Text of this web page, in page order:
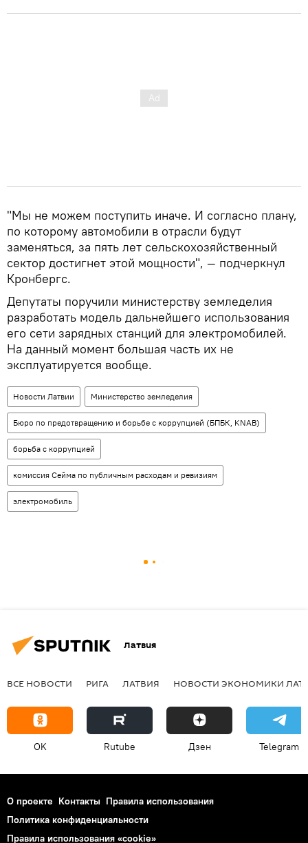
"Мы не можем поступить иначе. И согласно плану,
по которому автомобили в отрасли будут
заменяться, за пять лет сельскохозяйственный
сектор достигнет этой мощности", — подчеркнул
Кронбергс.
Депутаты поручили министерству земледелия
разработать модель дальнейшего использования
его сети зарядных станций для электромобилей.
На данный момент большая часть их не
эксплуатируется вообще.
Новости Латвии Министерство земледелия
Бюро по предотвращению и борьбе с коррупцией (БПБК, KNAB)
борьба с коррупцией
комиссия Сейма по публичным расходам и ревизиям
электромобиль
Латвия
ВСЕ НОВОСТИ РИГА ЛАТВИЯ НОВОСТИ ЭКОНОМИКИ
OK Rutube Дзен Telegram
О проекте Контакты Правила использования
Политика конфиденциальности
Правила использования «cookie»